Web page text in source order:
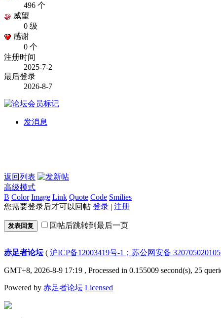
496 个
威望
0 级
感谢
0 个
注册时间
2025-7-2
最后登录
2026-8-7
发消息
返回列表
高级模式
B Color Image Link Quote Code Smilies
您需要登录后才可以回帖 登录 | 注册
发表回复 回帖后跳转到最后一页
赤足者论坛( 沪ICP备12003419号-1；苏公网安备
GMT+8, 2026-8-9 17:19 , Processed in 0.155009 second(s), 25
Powered by 赤足者论坛 Licensed